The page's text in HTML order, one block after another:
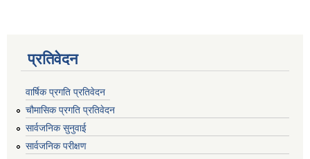
प्रतिवेदन
वार्षिक प्रगति प्रतिवेदन
चौमासिक प्रगति प्रतिवेदन
सार्वजनिक सुनुवाई
सार्वजनिक परीक्षण